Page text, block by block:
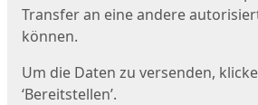
Transfer an eine andere
können.
Um die Daten zu versenden,
‘Bereitstellen’.